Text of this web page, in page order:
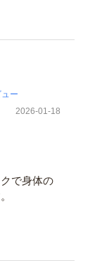
2026-01-18
で身体の